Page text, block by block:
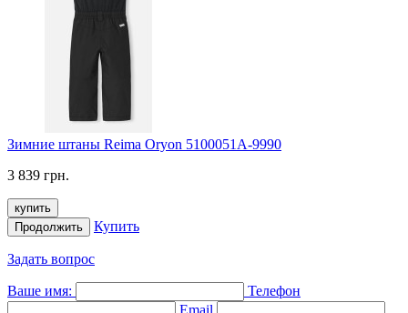
Зимние штаны Reima Oryon 5100051A-9990
3 839 грн.
купить
Продолжить
Купить
Задать вопрос
Ваше имя:
Телефон
Email